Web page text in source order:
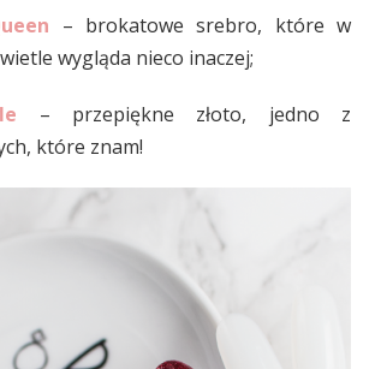
– brokatowe srebro, które w
wygląda nieco inaczej;
– przepiękne złoto, jedno z
które znam!